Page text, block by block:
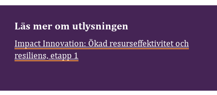
Läs mer om utlysningen
Impact Innovation: Ökad resurseffektivitet och
resiliens, etapp 1